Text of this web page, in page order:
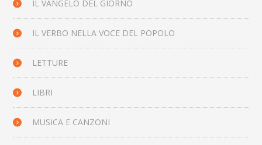
IL VANGELO DEL GIORNO
IL VERBO NELLA VOCE DEL POPOLO
LETTURE
LIBRI
MUSICA E CANZONI